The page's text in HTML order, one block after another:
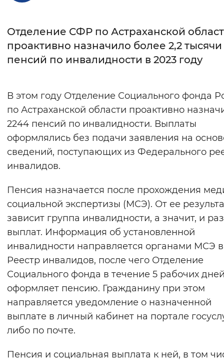
С засечками
Интервал между буквами
Цвет сайта
Монохромный
Синий фон
Включены Выключены
Звуковой ассистент
Воспроизвести Остановить
Вернуть стандартные настройки
Отделение СФР по Астраханской
проактивно назначило более 2,2 тысячи
пенсий по инвалидности в 2023 году
В этом году Отделение Социального фонда
по Астраханской области проактивно
2244 пенсий по инвалидности. Выплаты
оформлялись без подачи заявления на
сведений, поступающих из Федерального
инвалидов.
Пенсия назначается после прохождения
социальной экспертизы (МСЭ). От ее
зависит группа инвалидности, а значит, и
выплат. Информация об установленной
инвалидности направляется органами МСЭ в
Реестр инвалидов, после чего Отделение
Социального фонда в течение 5 рабочих
оформляет пенсию. Гражданину при этом
направляется уведомление о назначенной
выплате в личный кабинет на портале
либо по почте.
Пенсия и социальная выплата к ней, в том